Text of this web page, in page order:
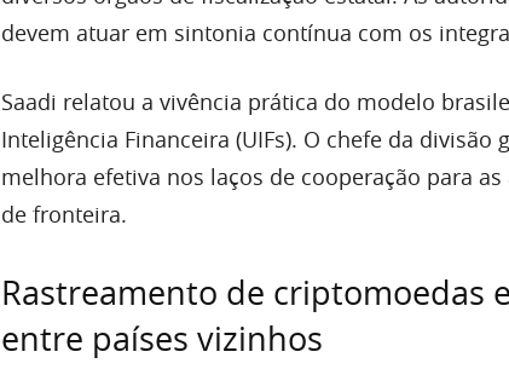
devem atuar em sintonia contínua com os
Saadi relatou a vivência prática do modelo
Inteligência Financeira (UIFs). O chefe da
melhora efetiva nos laços de cooperação para
de fronteira.
Rastreamento de criptomoedas
entre países vizinhos